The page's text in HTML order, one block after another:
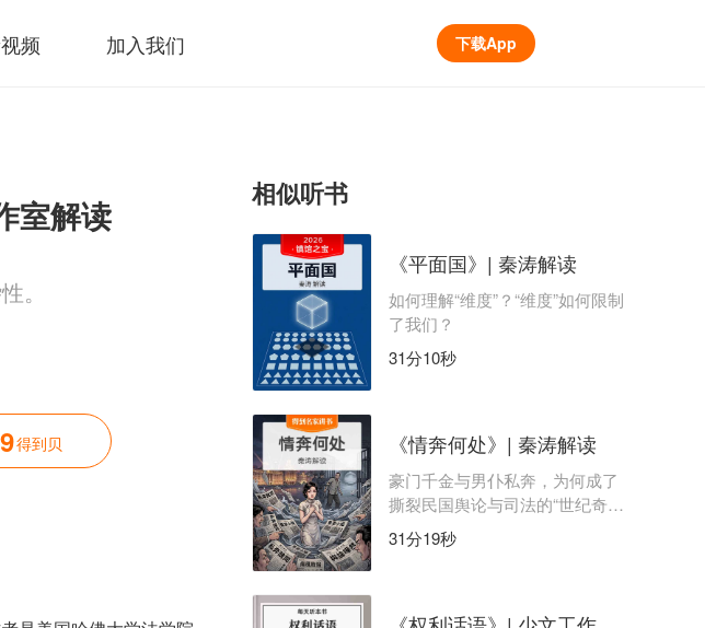
频 加入我们 下载App
室解读
。
得到贝
相似听书
《平面国》| 秦涛解读
如何理解“维度”？“维度”如何限制
了我们？
31分10秒
《情奔何处》| 秦涛解读
豪门千金与男仆私奔，为何成了
撕裂民国舆论与司法的“世纪奇
案”？
31分19秒